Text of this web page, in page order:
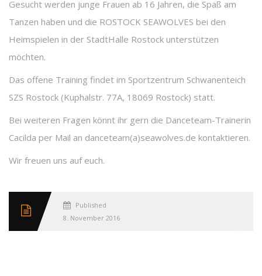
Gesucht werden junge Frauen ab 16 Jahren, die Spaß am
Tanzen haben und die ROSTOCK SEAWOLVES bei den
Heimspielen in der StadtHalle Rostock unterstützen
möchten.
Das offene Training findet im Sportzentrum Schwanenteich
SZS Rostock (Kuphalstr. 77A, 18069 Rostock) statt.
Bei weiteren Fragen könnt ihr gern die Danceteam-Trainerin
Cacilda per Mail an danceteam(a)seawolves.de kontaktieren.
Wir freuen uns auf euch.
Published
8. November 2016